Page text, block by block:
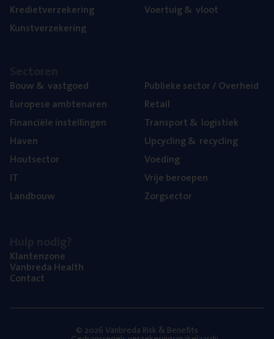
Kre­diet­ver­ze­ke­ring
Kunst­ver­ze­ke­ring
Voer­tuig& vloot
Bouw& vastgoed
Euro­pe­se ambtenaren
Finan­ci­ë­le instellingen
Haven
Hout­sec­tor
IT
Land­bouw
Publie­ke sec­tor / Overheid
Retail
Trans­port& logistiek
Upcy­cling& recycling
Voe­ding
Vrije beroe­pen
Zorg­sec­tor
Klan­ten­zo­ne
Van­b­re­da Health
Con­tact
© 2026 Vanbreda Risk & Benefits